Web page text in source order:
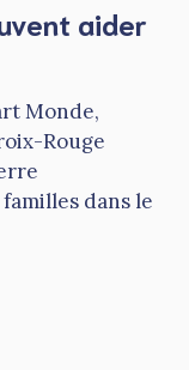
aider
Monde,
Rouge
dans le